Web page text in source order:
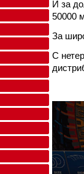
И за
50000
За
С